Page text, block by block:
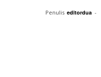
Penulis editordua -